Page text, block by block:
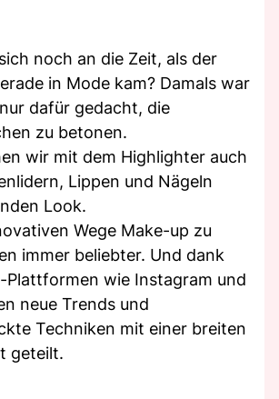
noch an die Zeit, als der
in Mode kam? Damals war
dafür gedacht, die
zu betonen.
wir mit dem Highlighter auch
Lippen und Nägeln
Look.
Wege Make-up zu
immer beliebter. Und dank
Plattformen wie Instagram und
neue Trends und
Techniken mit einer breiten
geteilt.